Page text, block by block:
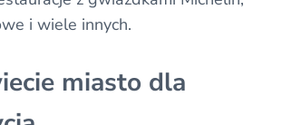
i wiele innych.
miasto dla